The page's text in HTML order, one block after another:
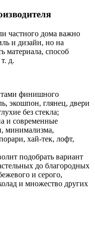
частного дома важно
и дизайн, но на
материала, способ
д.
финишного
экошпон, глянец, двери
без стекла;
и современные
минимализма,
хай-тек, лофт,
подобрать вариант
до благородных
и серого,
и множество других